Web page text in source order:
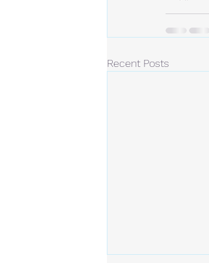
Recent Posts